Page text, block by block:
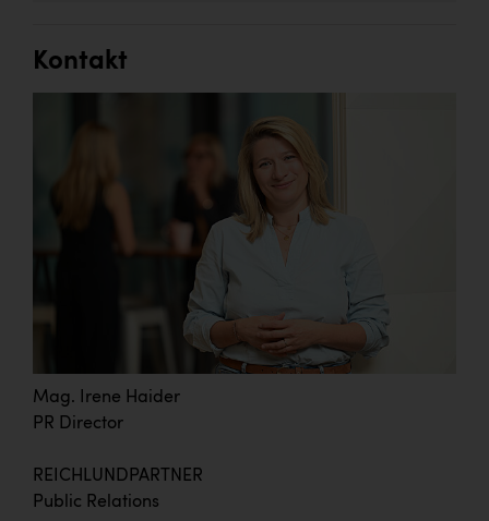
Kontakt
Mag. Irene Haider
PR Director
REICHLUNDPARTNER
Public Relations